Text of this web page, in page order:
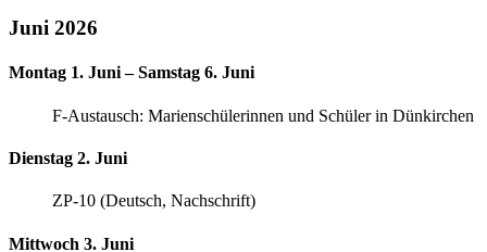
Juni 2026
Montag 1. Juni – Samstag 6. Juni
F-Austausch: Marienschülerinnen und Schüler in Dünkirchen
Dienstag 2. Juni
ZP-10 (Deutsch, Nachschrift)
Mittwoch 3. Juni